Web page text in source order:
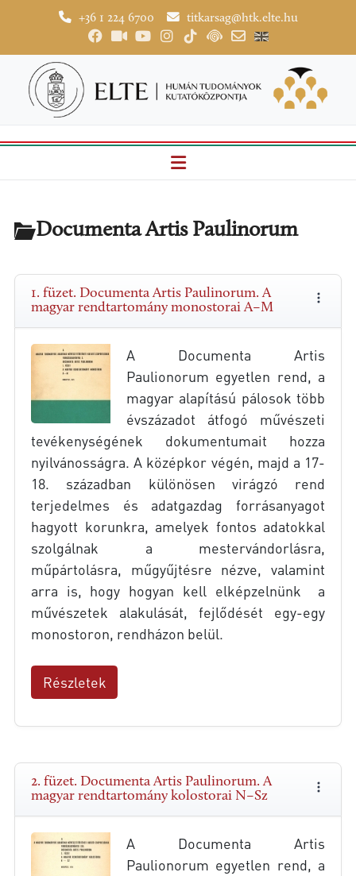
+36 1 224 6700 titkarsag@htk.elte.hu
Documenta Artis Paulinorum
1. füzet. Documenta Artis Paulinorum. A
magyar rendtartomány monostorai A–M
A Documenta Artis
Paulionorum egyetlen rend, a
magyar alapítású pálosok több
évszázadot átfogó művészeti
tevékenységének dokumentumait hozza
nyilvánosságra. A középkor végén, majd a 17-
18. században különösen virágzó rend
terjedelmes és adatgazdag forrásanyagot
hagyott korunkra, amelyek fontos adatokkal
szolgálnak a mestervándorlásra,
műpártolásra, műgyűjtésre nézve, valamint
arra is, hogy hogyan kell elképzelnünk a
művészetek alakulását, fejlődését egy-egy
monostoron, rendházon belül.
Részletek
2. füzet. Documenta Artis Paulinorum. A
magyar rendtartomány kolostorai N–Sz
A Documenta Artis
Paulionorum egyetlen rend, a